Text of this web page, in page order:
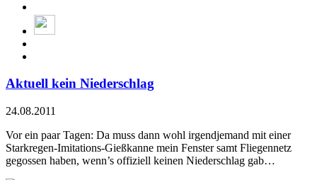
Aktuell kein Niederschlag
24.08.2011
Vor ein paar Tagen: Da muss dann wohl irgendjemand mit einer
Starkregen-Imitations-Gießkanne mein Fenster samt Fliegennetz
gegossen haben, wenn’s offiziell keinen Niederschlag gab…